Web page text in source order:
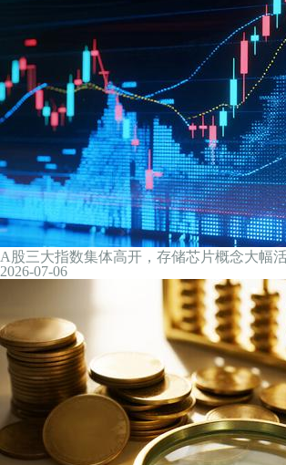
沪指收涨1.47%，芯片、算力硬件股表现活跃
21小时前